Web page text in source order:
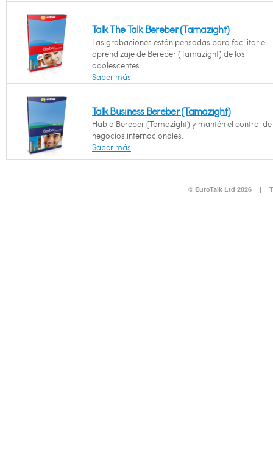
Talk The Talk Bereber (Tamazight)
Las grabaciones están pensadas para facilitar el
aprendizaje de Bereber (Tamazight) de los
adolescentes.
Saber más
Talk Business Bereber (Tamazight)
Habla Bereber (Tamazight) y mantén el control de
negocios internacionales.
Saber más
© EuroTalk Ltd 2026 |